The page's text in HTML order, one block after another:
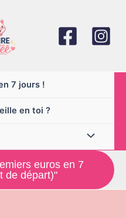
7 jours !
en toi ?
euros en 7
de départ)"